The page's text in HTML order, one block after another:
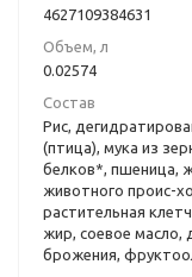
4627109384631
Объем, л
0.02574
Состав
Рис,
(птица), мука из
белков*, пшеница,
животного проис-
растительная
жир, соевое
брожения,